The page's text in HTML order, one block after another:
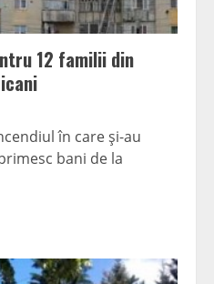
12 familii din
în care şi-au
bani de la